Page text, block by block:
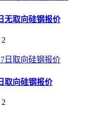
无取向硅钢报价
2
取向硅钢报价
2